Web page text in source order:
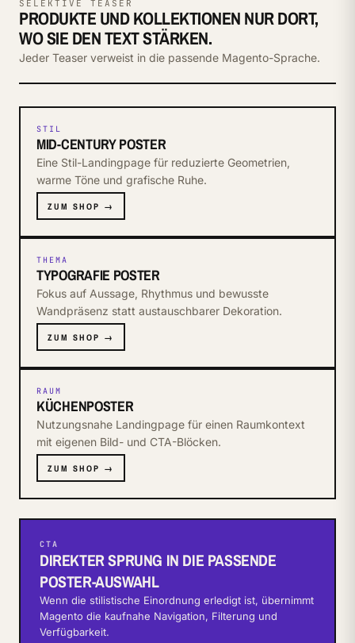
SELEKTIVE TEASER
PRODUKTE UND KOLLEKTIONEN NUR DORT,
WO SIE DEN TEXT STÄRKEN.
Jeder Teaser verweist in die passende Magento-Sprache.
STIL
MID-CENTURY POSTER
Eine Stil-Landingpage für reduzierte Geometrien,
warme Töne und grafische Ruhe.
ZUM SHOP →
THEMA
TYPOGRAFIE POSTER
Fokus auf Aussage, Rhythmus und bewusste
Wandpräsenz statt austauschbarer Dekoration.
ZUM SHOP →
RAUM
KÜCHENPOSTER
Nutzungsnahe Landingpage für einen Raumkontext
mit eigenen Bild- und CTA-Blöcken.
ZUM SHOP →
CTA
DIREKTER SPRUNG IN DIE PASSENDE
POSTER-AUSWAHL
Wenn die stilistische Einordnung erledigt ist, übernimmt
Magento die kaufnahe Navigation, Filterung und
Verfügbarkeit.